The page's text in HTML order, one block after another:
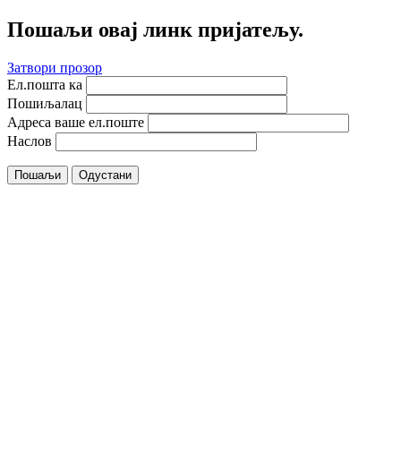
Пошаљи овај линк пријатељу.
Затвори прозор
Ел.пошта ка
Пошиљалац
Адреса ваше ел.поште
Наслов
Пошаљи Одустани